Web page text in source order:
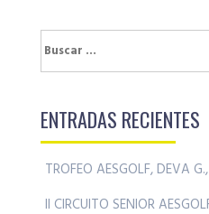
Buscar:
ENTRADAS RECIENTES
TROFEO AESGOLF, DEVA
II CIRCUITO SENIOR